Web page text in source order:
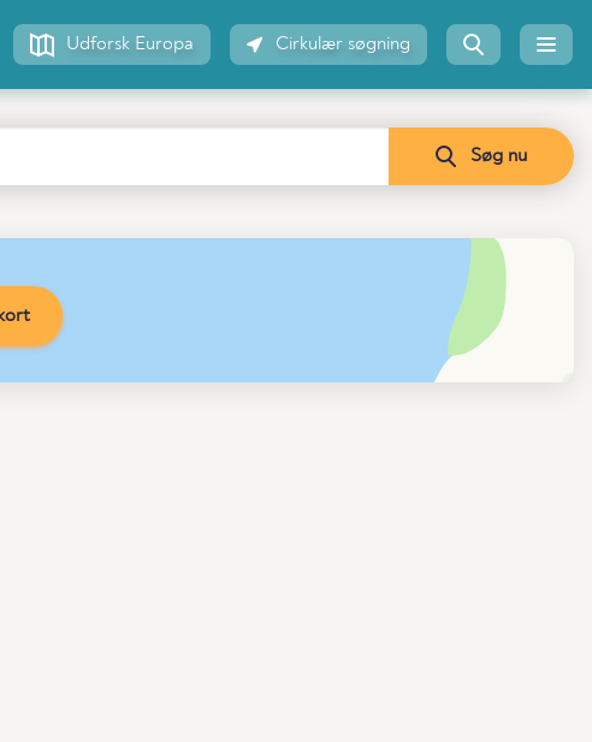
Udforsk Europa Cirkulær søgning
Søg nu